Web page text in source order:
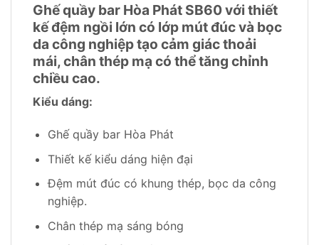
Ghế quầy bar Hòa Phát SB60 với thiết
kế đệm ngồi lớn có lớp mút đúc và bọc
da công nghiệp tạo cảm giác thoải
mái, chân thép mạ có thể tăng chỉnh
chiều cao.
Kiểu dáng:
Ghế quầy bar Hòa Phát
Thiết kế kiểu dáng hiện đại
Đệm mút đúc có khung thép, bọc da công
nghiệp.
Chân thép mạ sáng bóng